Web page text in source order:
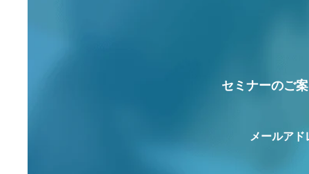
セミナーのご
メールアド